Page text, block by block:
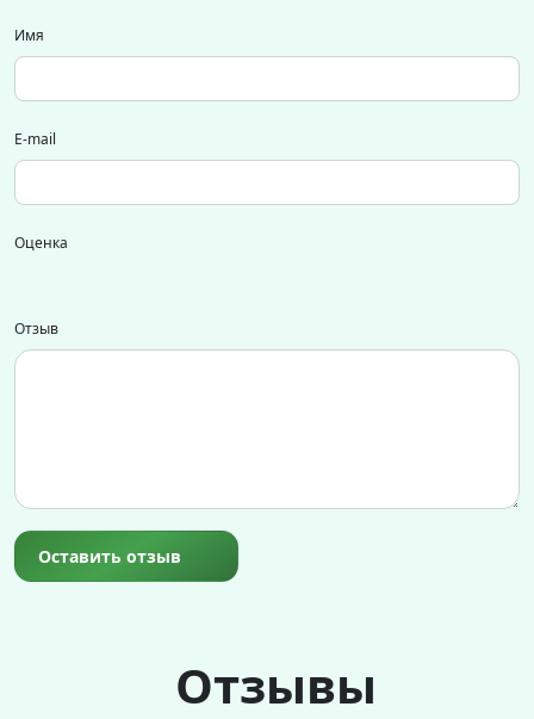
Имя
E-mail
Оценка
Отзыв
Оставить отзыв
Отзывы